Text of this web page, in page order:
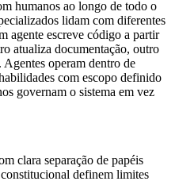
humanos ao longo de todo o
lidam com diferentes
agente escreve código a partir
atualiza documentação, outro
operam dentro de
com escopo definido
governam o sistema em vez
clara separação de papéis
definem limites